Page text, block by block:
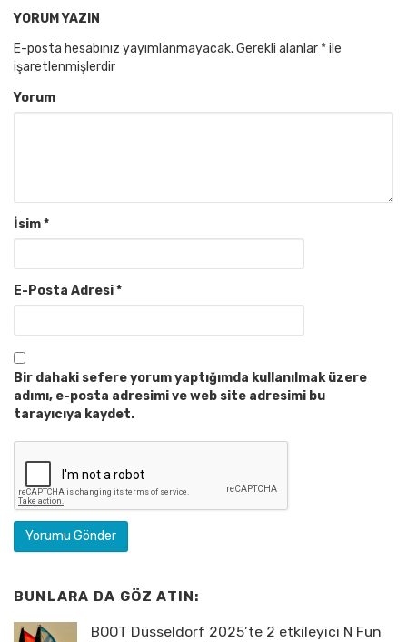
YORUM YAZIN
E-posta hesabınız yayımlanmayacak. Gerekli alanlar *ile
işaretlenmişlerdir
Yorum
İsim*
E-Posta Adresi*
Bir dahaki sefere yorum yaptığımda kullanılmak üzere
adımı, e-posta adresimi ve web site adresimi bu
tarayıcıya kaydet.
BUNLARA DA GÖZ ATIN:
BOOT Düsseldorf 2025’te 2 etkileyici N Fun